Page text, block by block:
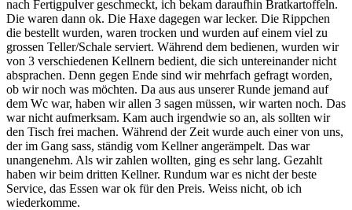
nach Fertigpulver geschmeckt, ich bekam daraufhin Bratkartoffeln.
Die waren dann ok. Die Haxe dagegen war lecker. Die Rippchen
die bestellt wurden, waren trocken und wurden auf einem viel zu
grossen Teller/Schale serviert. Während dem bedienen, wurden wir
von 3 verschiedenen Kellnern bedient, die sich untereinander nicht
absprachen. Denn gegen Ende sind wir mehrfach gefragt worden,
ob wir noch was möchten. Da aus aus unserer Runde jemand auf
dem Wc war, haben wir allen 3 sagen müssen, wir warten noch. Das
war nicht aufmerksam. Kam auch irgendwie so an, als sollten wir
den Tisch frei machen. Während der Zeit wurde auch einer von uns,
der im Gang sass, ständig vom Kellner angerämpelt. Das war
unangenehm. Als wir zahlen wollten, ging es sehr lang. Gezahlt
haben wir beim dritten Kellner. Rundum war es nicht der beste
Service, das Essen war ok für den Preis. Weiss nicht, ob ich
wiederkomme.